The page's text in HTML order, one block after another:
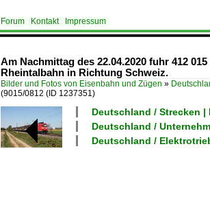
Forum Kontakt Impressum
Am Nachmittag des 22.04.2020 fuhr 412
Rheintalbahn in Richtung Schweiz.
Bilder und Fotos von Eisenbahn und Zügen »
(9015/0812 (ID 1237351)
Deutschland / Strecken
Deutschland /
Deutschland /